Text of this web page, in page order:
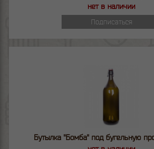
нет в наличии
Подписаться
Бутылка "Бомба" под бугельную